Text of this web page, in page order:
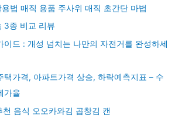
법 매직 용품 주사위 매직 초간단 마법
3종 비교 리뷰
이드 : 개성 넘치는 나만의 자전거를 완성하세
택가격, 아파트가격 상승, 하락예측지표 – 수
가율
천 음식 오오카와김 곱창김 캔